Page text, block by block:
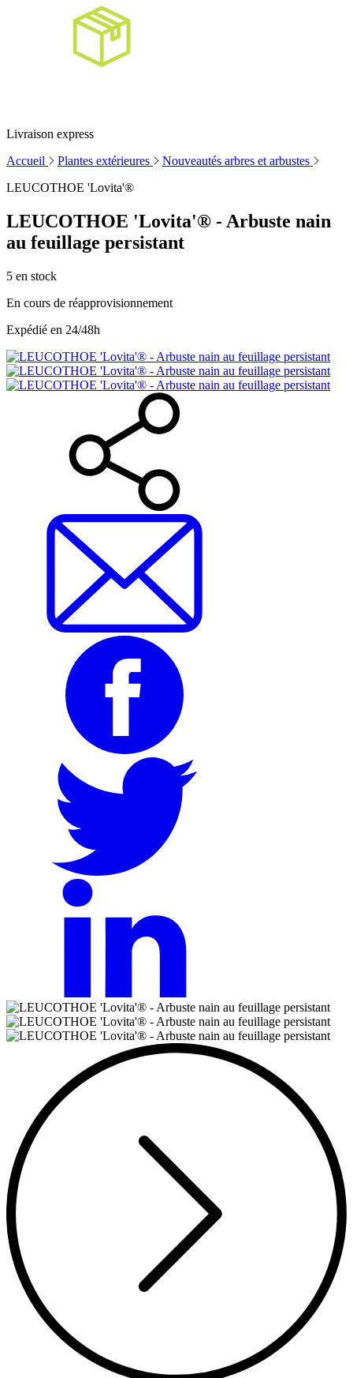
Livraison express
Accueil
Plantes extérieures
Nouveautés arbres et arbustes
LEUCOTHOE 'Lovita'®
LEUCOTHOE 'Lovita'® - Arbuste nain
au feuillage persistant
5 en stock
En cours de réapprovisionnement
Expédié en 24/48h